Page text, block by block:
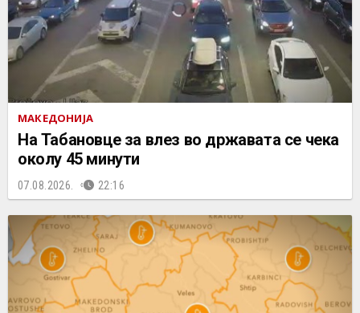
МАКЕДОНИЈА
На Табановце за влез во државата се чека
околу 45 минути
07.08.2026. 22:16